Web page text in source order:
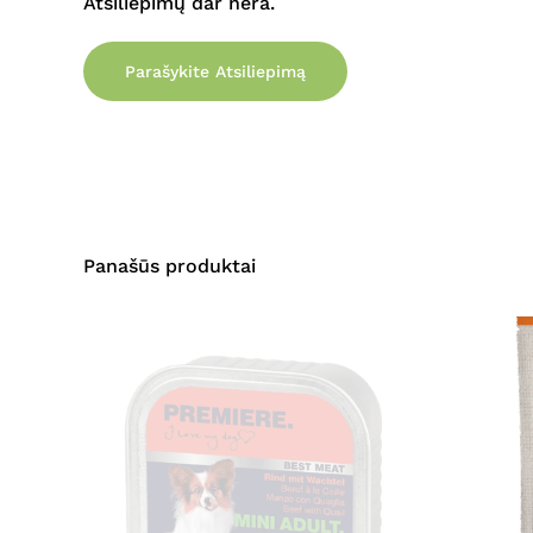
Parašykite Atsiliepimą
Panašūs produktai